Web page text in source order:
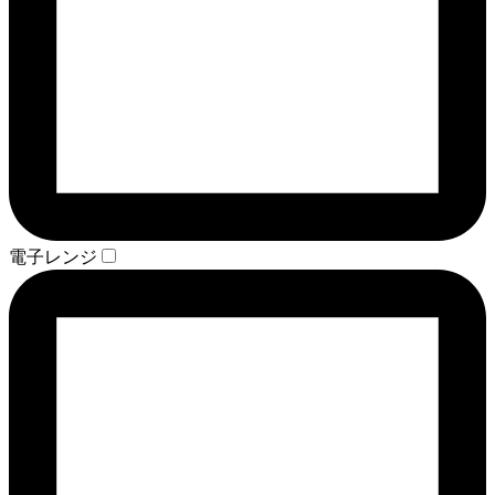
電子レンジ